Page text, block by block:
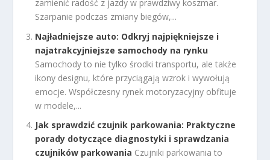
zamienić radość z jazdy w prawdziwy koszmar.
Szarpanie podczas zmiany biegów,...
Najładniejsze auto: Odkryj najpiękniejsze i
najatrakcyjniejsze samochody na rynku
Samochody to nie tylko środki transportu, ale także
ikony designu, które przyciągają wzrok i wywołują
emocje. Współczesny rynek motoryzacyjny obfituje
w modele,...
Jak sprawdzić czujnik parkowania: Praktyczne
porady dotyczące diagnostyki i sprawdzania
czujników parkowania Czujniki parkowania to